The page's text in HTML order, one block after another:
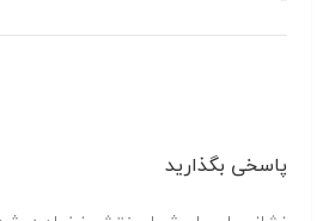
پاسخی بگذارید